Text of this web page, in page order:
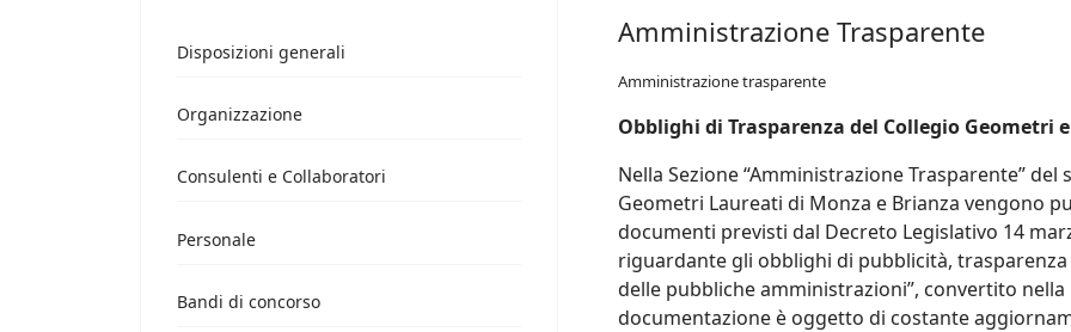
Disposizioni generali
Organizzazione
Consulenti e Collaboratori
Personale
Bandi di concorso
Amministrazione Trasparente
Amministrazione trasparente
Obblighi di Trasparenza del Collegio Geometri
Nella Sezione “Amministrazione Trasparente”
Geometri Laureati di Monza e Brianza vengono
documenti previsti dal Decreto Legislativo 14
riguardante gli obblighi di pubblicità,
delle pubbliche amministrazioni”, convertito nella
documentazione è oggetto di costante